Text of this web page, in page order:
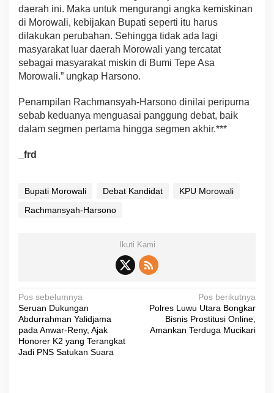
daerah ini. Maka untuk mengurangi angka kemiskinan
di Morowali, kebijakan Bupati seperti itu harus
dilakukan perubahan. Sehingga tidak ada lagi
masyarakat luar daerah Morowali yang tercatat
sebagai masyarakat miskin di Bumi Tepe Asa
Morowali.” ungkap Harsono.
Penampilan Rachmansyah-Harsono dinilai peripurna
sebab keduanya menguasai panggung debat, baik
dalam segmen pertama hingga segmen akhir.***
_frd
Bupati Morowali Debat Kandidat
KPU Morowali
Rachmansyah-Harsono
Ikuti Kami
N
a
v
i
Pos sebelumnya
Seruan Dukungan
Abdurrahman Yalidjama
pada Anwar-Reny, Ajak
Honorer K2 yang Terangkat
Jadi PNS Satukan Suara
Pos berikutnya
Polres Luwu Utara Bongkar
Bisnis Prostitusi Online,
Amankan Terduga Mucikari